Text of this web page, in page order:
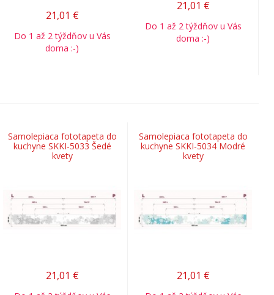
21,01 €
Do 1 až 2 týždňov u Vás
doma :-)
21,01 €
Do 1 až 2 týždňov u Vás
doma :-)
Samolepiaca fototapeta do
kuchyne SKKI-5033 Šedé
kvety
21,01 €
Samolepiaca fototapeta do
kuchyne SKKI-5034 Modré
kvety
21,01 €